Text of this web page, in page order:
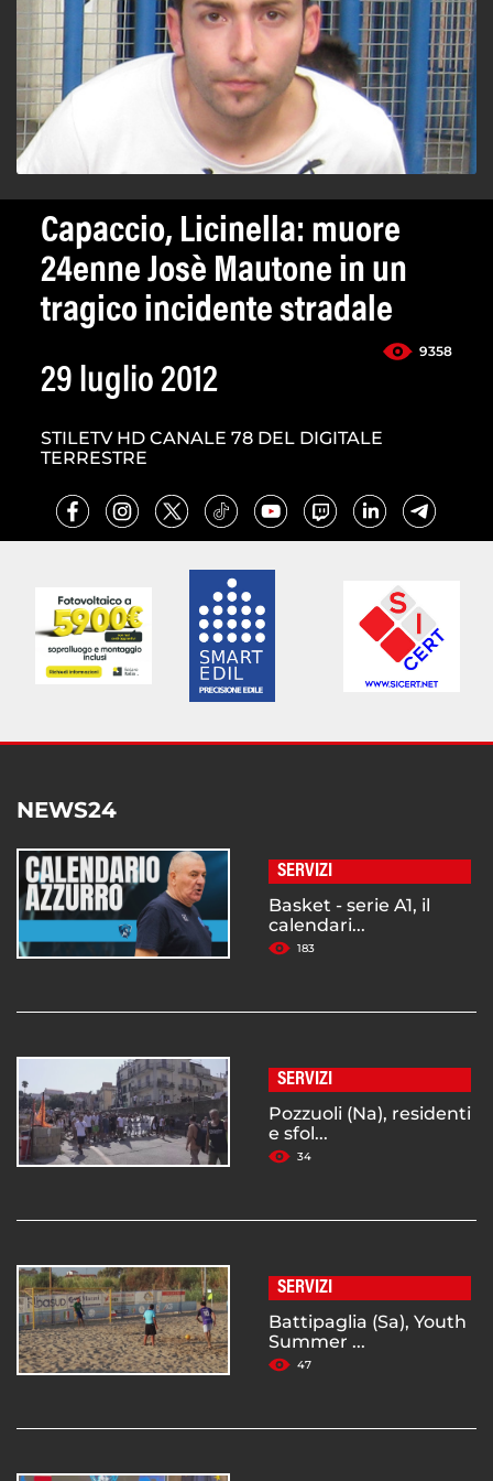
Capaccio, Licinella: muore
24enne Josè Mautone in un
tragico incidente stradale
9358
29 luglio 2012
STILETV HD CANALE 78 DEL DIGITALE
TERRESTRE
NEWS24
SERVIZI
Basket - serie A1, il
calendari...
183
SERVIZI
Pozzuoli (Na), residenti
e sfol...
34
SERVIZI
Battipaglia (Sa), Youth
Summer ...
47